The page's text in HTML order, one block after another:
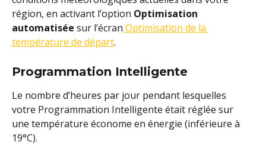
région, en activant l’option Optimisation
automatisée sur l’écran Optimisation de la
température de départ.
Programmation Intelligente
Le nombre d’heures par jour pendant lesquelles
votre Programmation Intelligente était réglée sur
une température économe en énergie (inférieure à
19°C).